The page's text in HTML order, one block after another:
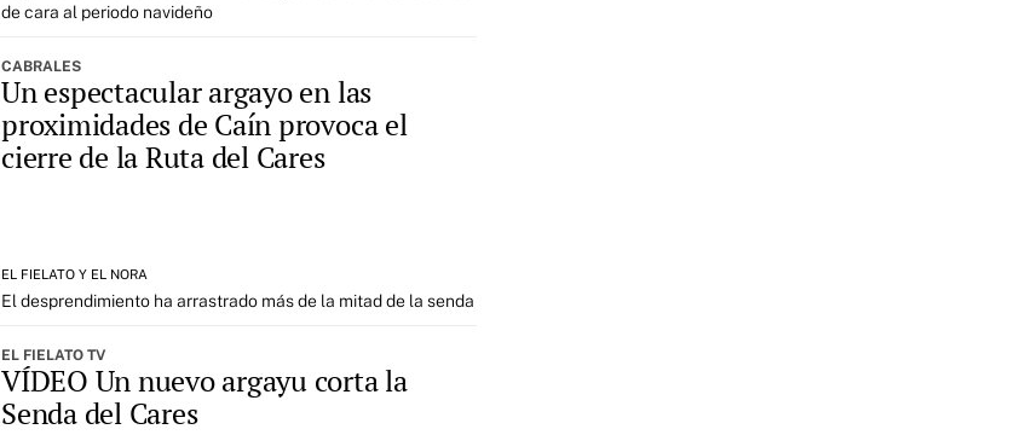
de cara al periodo navideño
CABRALES
Un espectacular argayo en las
proximidades de Caín provoca el
cierre de la Ruta del Cares
EL FIELATO Y EL NORA
El desprendimiento ha arrastrado más de la mitad de la senda
EL FIELATO TV
VÍDEO Un nuevo argayu corta la
Senda del Cares